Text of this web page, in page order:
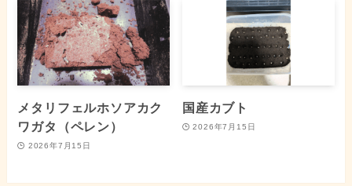
メタリフェルホソアカク
ワガタ（ペレン）
2026年7月15日
国産カブト
2026年7月15日